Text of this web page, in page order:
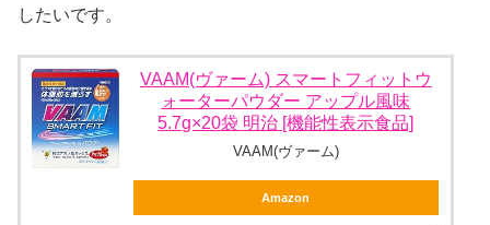
したいです。
VAAM(ヴァーム) スマートフィットウ
ォーターパウダー アップル風味
5.7g×20袋 明治 [機能性表示食品]
VAAM(ヴァーム)
Amazon